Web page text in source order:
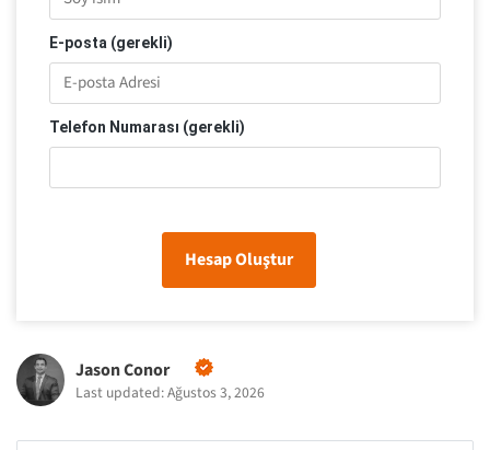
E-posta (gerekli)
Telefon Numarası (gerekli)
Hesap Oluştur
Jason Conor
Last updated: Ağustos 3, 2026